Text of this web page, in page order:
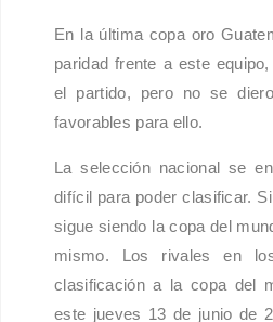
En la última copa oro
paridad frente a este
el partido, pero no se
favorables para ello.
La selección nacional se
difícil para poder clasificar.
sigue siendo la copa del
mismo. Los rivales en
clasificación a la copa del
este jueves 13 de junio de